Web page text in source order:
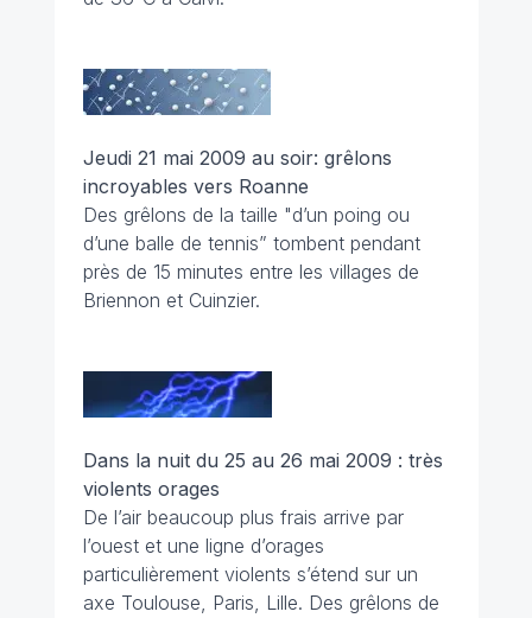
Jeudi 21 mai 2009 au soir: grêlons
incroyables vers Roanne
Des grêlons de la taille "d’un poing ou
d’une balle de tennis” tombent pendant
près de 15 minutes entre les villages de
Briennon et Cuinzier.
Dans la nuit du 25 au 26 mai 2009 : très
violents orages
De l’air beaucoup plus frais arrive par
l’ouest et une ligne d’orages
particulièrement violents s’étend sur un
axe Toulouse, Paris, Lille. Des grêlons de